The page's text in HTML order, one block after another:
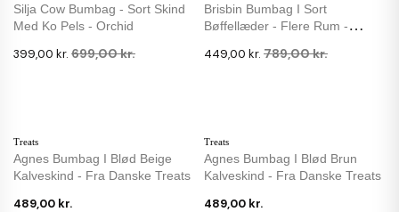
Silja Cow Bumbag - Sort Skind
Med Ko Pels - Orchid
399,00 kr. 699,00 kr.
Brisbin Bumbag I Sort
Bøffellæder - Flere Rum -
449,00 kr. 789,00 kr.
Treats
Agnes Bumbag I Blød Beige
Kalveskind - Fra Danske Treats
489,00 kr.
Treats
Agnes Bumbag I Blød Brun
Kalveskind - Fra Danske Treats
489,00 kr.